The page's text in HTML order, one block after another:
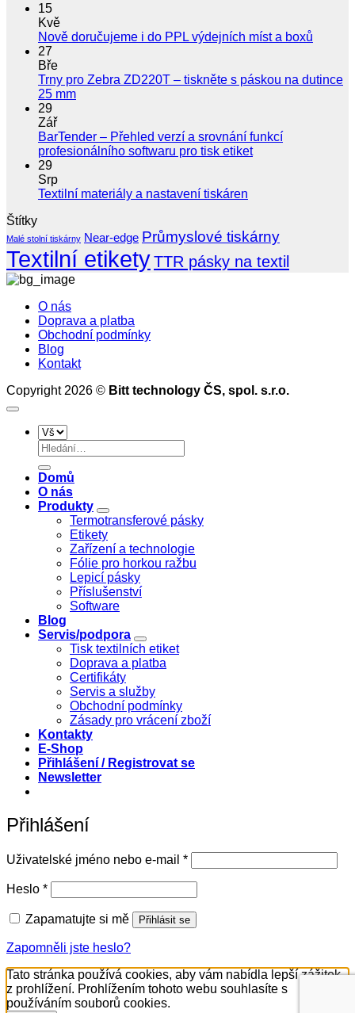
15
Kvě
Nově doručujeme i do PPL výdejních míst a boxů
textu
27
Bře
Trny pro Zebra ZD220T – tiskněte s páskou na dutince
25 mmŽádné
textu
s
pro
–
tiskněte
páskou
25
mm
29
Zář
BarTender – Přehled verzí a srovnání funkcí
profesionálního softwaru pro tisk etiketŽádné
BarTender
Přehled
etiket
29
Srp
Textilní materiály a nastavení tiskáren
textu
názvem
Štítky
Malé stolní tiskárny Near-edge Průmyslové tiskárny
Textilní etiketyTTR pásky na textil
O nás
Doprava a platba
Obchodní podmínky
Blog
Kontakt
Copyright 2026 © Bitt technology ČS, spol. s.r.o.
Hledat:
Domů
O nás
Produkty
Termotransferové pásky
Etikety
Zařízení a technologie
Fólie pro horkou ražbu
Lepicí pásky
Příslušenství
Software
Blog
Servis/podpora
Tisk textilních etiket
Doprava a platba
Certifikáty
Servis a služby
Obchodní podmínky
Zásady pro vrácení zboží
Kontakty
E-Shop
Přihlášení / Registrovat se
Newsletter
Přihlášení
Uživatelské jméno nebo e-mail *Povinné
Heslo *Povinné
Zapamatujte si mě Přihlásit se
Zapomněli jste heslo?
Tato stránka používá cookies, aby vám nabídla lepší zážitek
z prohlížení. Prohlížením tohoto webu souhlasíte s
používáním souborů cookies.